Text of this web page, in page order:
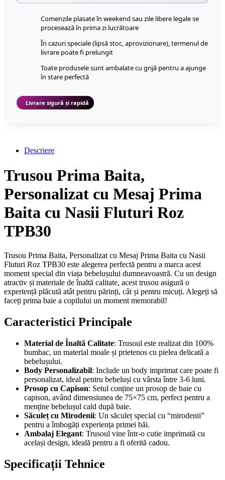
Comenzile plasate în weekend sau zile libere legale se
procesează în prima zi lucrătoare
În cazuri speciale (lipsă stoc, aprovizionare), termenul de
livrare poate fi prelungit
Toate produsele sunt ambalate cu grijă pentru a ajunge
în stare perfectă
Livrare sigură și rapidă
Descriere
Trusou Prima Baita,
Personalizat cu Mesaj Prima
Baita cu Nasii Fluturi Roz
TPB30
Trusou Prima Baita, Personalizat cu Mesaj Prima Baita cu Nasii
Fluturi Roz TPB30 este alegerea perfectă pentru a marca acest
moment special din viața bebelușului dumneavoastră. Cu un design
atractiv și materiale de înaltă calitate, acest trusou asigură o
experiență plăcută atât pentru părinți, cât și pentru micuți. Alegeți să
faceți prima baie a copilului un moment memorabil!
Caracteristici Principale
Material de Înaltă Calitate: Trusoul este realizat din 100%
bumbac, un material moale și prietenos cu pielea delicată a
bebelușului.
Body Personalizabil: Include un body imprimat care poate fi
personalizat, ideal pentru bebeluși cu vârsta între 3-6 luni.
Prosop cu Capison: Setul conține un prosop de baie cu
capison, având dimensiunea de 75×75 cm, perfect pentru a
menține bebelușul cald după baie.
Săculeț cu Mirodenii: Un săculeț special cu “mirodenii”
pentru a îmbogăți experiența primei băi.
Ambalaj Elegant: Trusoul vine într-o cutie imprimată cu
același design, ideală pentru a fi oferită cadou.
Specificații Tehnice